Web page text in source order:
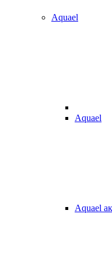
Aquael
Aquael
Aquael